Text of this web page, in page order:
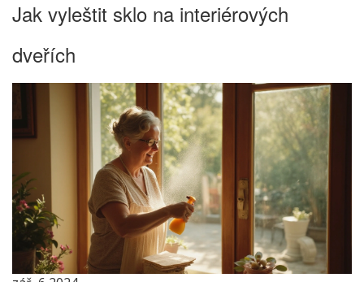
Jak vyleštit sklo na interiérových
dveřích